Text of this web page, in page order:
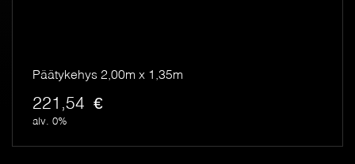
Päätykehys 2,00m x 1,35m
221,54 €
alv. 0%